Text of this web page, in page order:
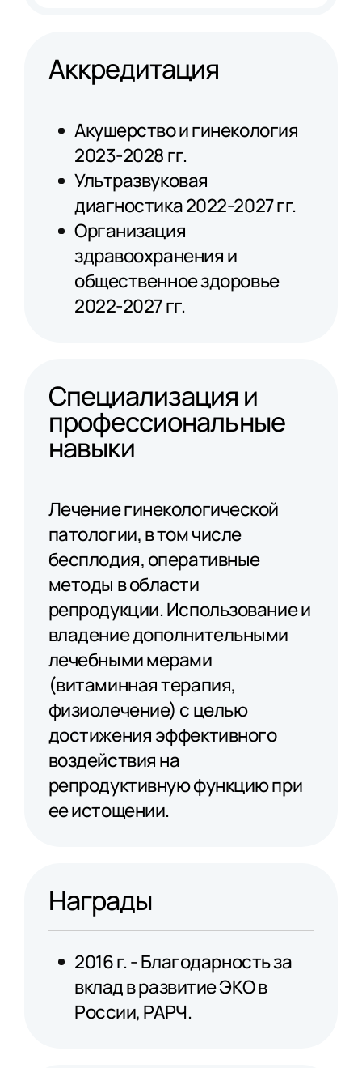
Аккредитация
Акушерство и гинекология
2023-2028 гг.
Ультразвуковая
диагностика 2022-2027 гг.
Организация
здравоохранения и
общественное здоровье
2022-2027 гг.
Специализация и
профессиональные
навыки
Лечение гинекологической
патологии, в том числе
бесплодия, оперативные
методы в области
репродукции. Использование и
владение дополнительными
лечебными мерами
(витаминная терапия,
физиолечение) с целью
достижения эффективного
воздействия на
репродуктивную функцию при
ее истощении.
Награды
2016 г. - Благодарность за
вклад в развитие ЭКО в
России, РАРЧ.